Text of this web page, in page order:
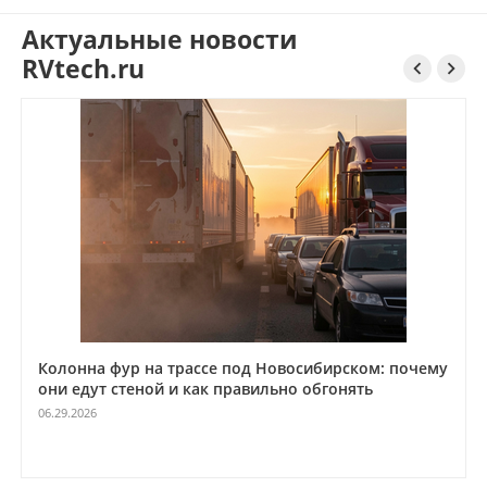
Актуальные новости
RVtech.ru
 
Колонна фур на трассе под Новосибирском: почему
они едут стеной и как правильно обгонять
06.29.2026